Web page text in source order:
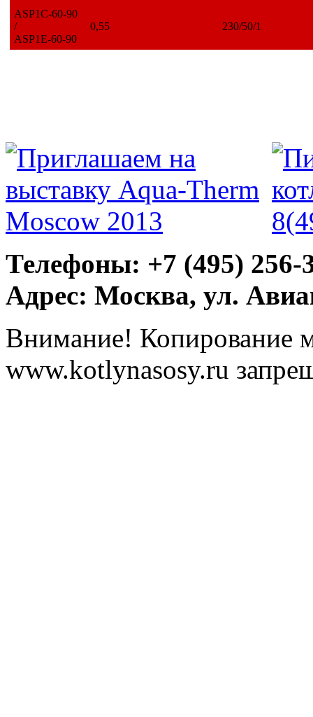
ASP1C-60-90
/
ASP1E-60-90
0,55 230/50/1
Телефоны: +7 (495) 256-
Адрес: Москва, ул.
Внимание! Копирование
www.kotlynasosy.ru